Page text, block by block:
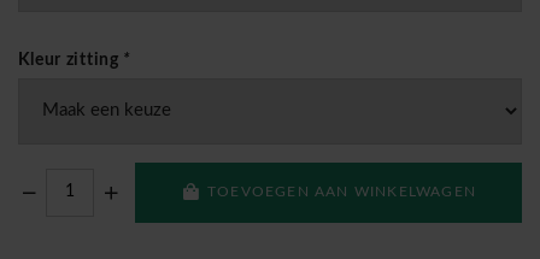
Kleur zitting *
TOEVOEGEN AAN WINKELWAGEN